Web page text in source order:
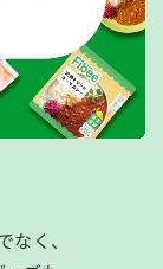
く、